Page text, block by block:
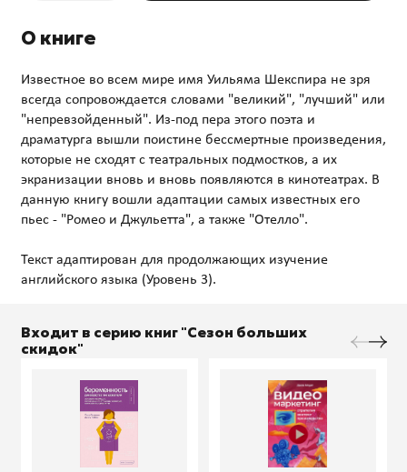
О книге
Известное во всем мире имя Уильяма Шекспира не зря
всегда сопровождается словами "великий", "лучший" или
"непревзойденный". Из-под пера этого поэта и
драматурга вышли поистине бессмертные произведения,
которые не сходят с театральных подмостков, а их
экранизации вновь и вновь появляются в кинотеатрах. В
данную книгу вошли адаптации самых известных его
пьес - "Ромео и Джульетта", а также "Отелло".
Текст адаптирован для продолжающих изучение
Входит в серию книг "Сезон больших
скидок"